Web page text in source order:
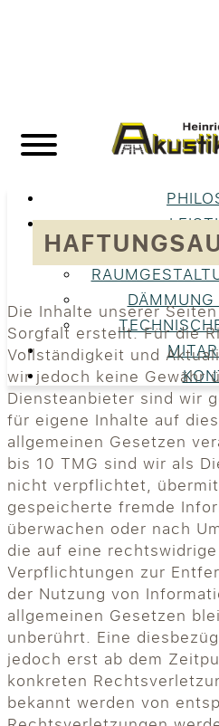
UNSERE
Die Inhalte unserer
Sorgfalt erstellt. Für die
Vollständigkeit und
wir jedoch keine Gewähr
Diensteanbieter sind wir
für eigene Inhalte auf
allgemeinen Gesetzen
bis 10 TMG sind wir als
nicht verpflichtet,
gespeicherte fremde
überwachen oder nach
die auf eine
Verpflichtungen zur
der Nutzung von
allgemeinen Gesetzen
unberührt. Eine
jedoch erst ab dem
konkreten
bekannt werden von